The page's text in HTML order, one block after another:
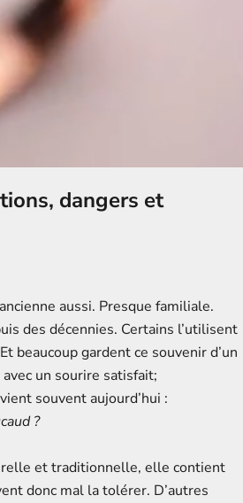
dangers et
aussi. Presque familiale.
des décennies. Certains l’utilisent
beaucoup gardent ce souvenir d’un
un sourire satisfait;
souvent aujourd’hui :
?
et traditionnelle, elle contient
donc mal la tolérer. D’autres